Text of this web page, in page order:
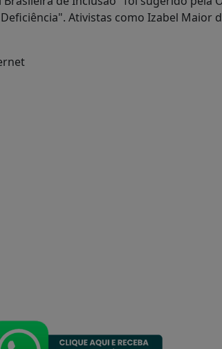
Ativistas como Izabel Maior